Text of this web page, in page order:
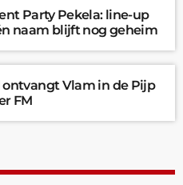
Party Pekela: line-up
naam blijft nog geheim
Vlam in de Pijp
FM